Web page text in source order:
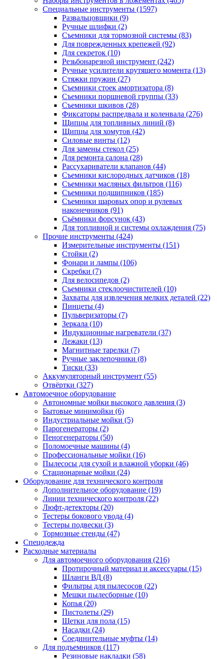
Специальные инструменты (1597)
Развальцовщики (9)
Ручные шлифки (2)
Съемники для тормозной системы (83)
Для поврежденных крепежей (92)
Для секреток (10)
Резьбонарезной инструмент (242)
Ручные усилители крутящего момента (13)
Стяжки пружин (27)
Съемники стоек амортизатора (8)
Съемники поршневой группы (33)
Съемники шкивов (28)
Фиксаторы распредвала и коленвала (276)
Щипцы для топливных линий (8)
Щипцы для хомутов (42)
Силовые винты (12)
Для замены стекол (25)
Для ремонта салона (28)
Рассухариватели клапанов (44)
Съемники кислородных датчиков (18)
Съемники масляных фильтров (116)
Съемники подшипников (185)
Съемники шаровых опор и рулевых
наконечников (91)
Съёмники форсунок (43)
Для топливной и системы охлаждения (75)
Прочие инструменты (424)
Измерительные инструменты (151)
Стойки (2)
Фонари и лампы (106)
Скребки (7)
Для велосипедов (2)
Съемники стеклоочистителей (10)
Захваты для извлечения мелких деталей (22)
Пинцеты (4)
Пульверизаторы (7)
Зеркала (10)
Индукционные нагреватели (37)
Лежаки (13)
Магнитные тарелки (7)
Ручные заклепочники (8)
Тиски (33)
Аккумуляторный инструмент (55)
Отвёртки (327)
Автомоечное оборудование
Автономные мойки высокого давления (3)
Бытовые минимойки (6)
Индустриальные мойки (5)
Парогенераторы (2)
Пеногенераторы (50)
Поломоечные машины (4)
Профессиональные мойки (16)
Пылесосы для сухой и влажной уборки (46)
Стационарные мойки (24)
Оборудование для технического контроля
Дополнительное оборудование (19)
Линии технического контроля (22)
Люфт-детекторы (20)
Тестеры бокового увода (4)
Тестеры подвески (3)
Тормозные стенды (47)
Спецодежда
Расходные материалы
Для автомоечного оборудования (216)
Протирочный материал и аксессуары (15)
Шланги ВД (8)
Фильтры для пылесосов (22)
Мешки пылесборные (10)
Копья (20)
Пистолеты (29)
Щетки для пола (15)
Насадки (24)
Соединительные муфты (14)
Для подъемников (117)
Резиновые накладки (58)